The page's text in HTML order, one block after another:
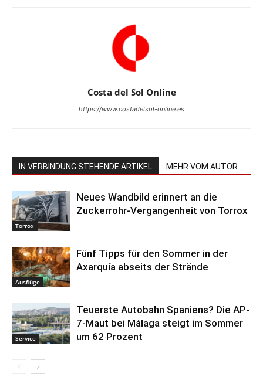
Costa del Sol Online
https://www.costadelsol-online.es
IN VERBINDUNG STEHENDE ARTIKEL MEHR VOM AUTOR
Torrox
Neues Wandbild erinnert an die
Zuckerrohr-Vergangenheit von Torrox
Ausflüge
Fünf Tipps für den Sommer in der
Axarquía abseits der Strände
Service
Teuerste Autobahn Spaniens? Die AP-
7-Maut bei Málaga steigt im Sommer
um 62 Prozent